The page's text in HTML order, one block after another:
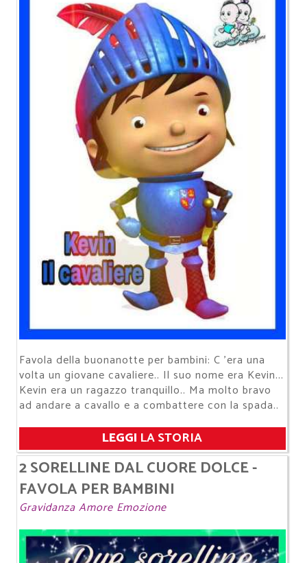
Favola della buonanotte per bambini: C 'era una
volta un giovane cavaliere.. Il suo nome era Kevin...
Kevin era un ragazzo tranquillo.. Ma molto bravo
ad andare a cavallo e a combattere con la spada..
LEGGI LA STORIA
2 SORELLINE DAL CUORE DOLCE -
FAVOLA PER BAMBINI
Gravidanza Amore Emozione